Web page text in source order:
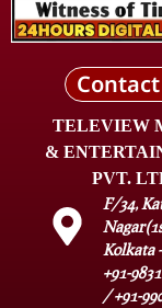
TELEVIEW
&
PVT.
F/34,
Kolkata
+91-
/ +91-